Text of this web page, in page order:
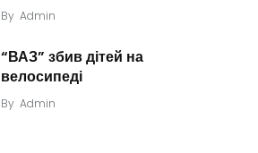
By Admin
“ВАЗ” збив дітей на
велосипеді
By Admin